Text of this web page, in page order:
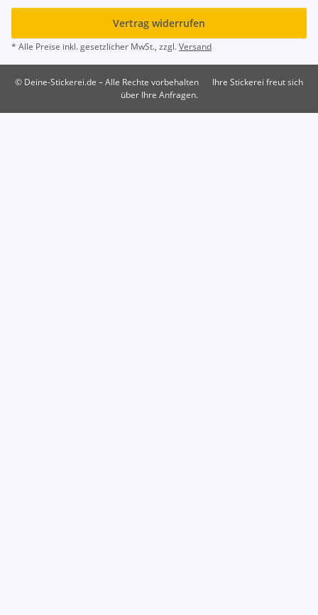
Vertrag widerrufen
* Alle Preise inkl. gesetzlicher MwSt., zzgl.Versand
© Deine-Stickerei.de – Alle Rechte vorbehalten
Ihre Stickerei freut sich
über Ihre Anfragen.